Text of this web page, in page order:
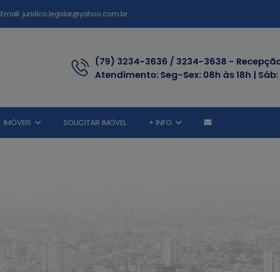
Email: juridico.legislar@yahoo.com.br
(79) 3234-3636 / 3234-3638 -
Atendimento: Seg-Sex: 08h às 18h | Sáb:
IMÓVEIS SOLICITAR IMÓVEL + INFO